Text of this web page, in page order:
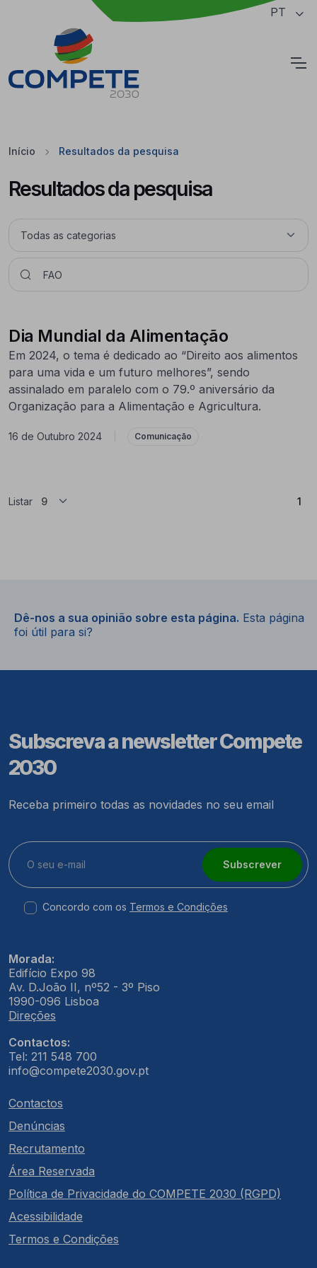
Saltar para o conteúdo principal da página PT
Início Resultados da pesquisa
Resultados da pesquisa
Dia Mundial da Alimentação
Em 2024, o tema é dedicado ao “Direito aos alimentos
para uma vida e um futuro melhores”, sendo
assinalado em paralelo com o 79.º aniversário da
Organização para a Alimentação e Agricultura.
16 de Outubro 2024 Comunicação
Listar 1
Dê-nos a sua opinião sobre esta página. Esta página
foi útil para si?
Subscreva a newsletter Compete
2030
Receba primeiro todas as novidades no seu email
Subscrever
Concordo com os Termos e Condições
Morada:
Edifício Expo 98
Av. D.João II, nº52 - 3º Piso
1990-096 Lisboa
Direções
Contactos:
Tel: 211 548 700
info@compete2030.gov.pt
Contactos
Denúncias
Recrutamento
Área Reservada
Política de Privacidade do COMPETE 2030 (RGPD)
Acessibilidade
Termos e Condições